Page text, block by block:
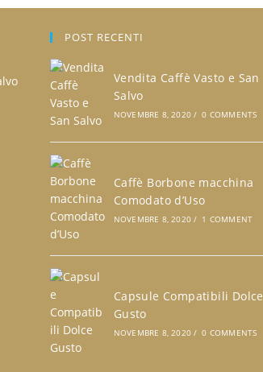
POST RECENTI
Vendita Caffè Vasto e San
Salvo
NOVEMBRE 8, 2020 / 0 COMMENTS
Caffè Borbone macchina
Comodato d’Uso
NOVEMBRE 8, 2020 / 1 COMMENT
Capsule Compatibili Dolce
Gusto
NOVEMBRE 8, 2020 / 0 COMMENTS